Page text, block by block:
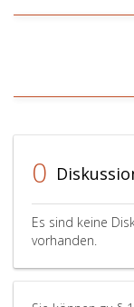
0
Es sind keine
vorhanden.